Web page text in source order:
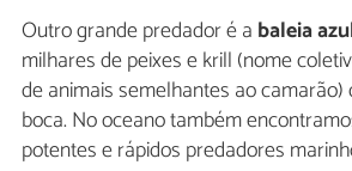
Outro grande predador é a baleia
milhares de peixes e krill (nome
de animais semelhantes ao
boca. No oceano também
potentes e rápidos predadores